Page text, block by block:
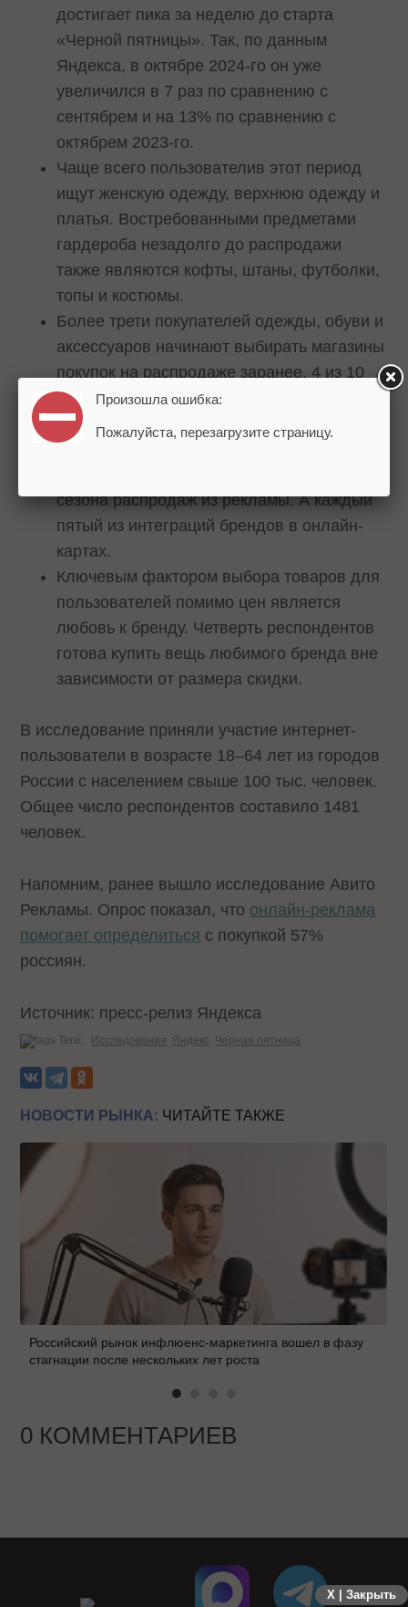
достигает пика за неделю до старта
«Черной пятницы». Так, по данным
Яндекса, в октябре 2024-го он уже
увеличился в 7 раз по сравнению с
сентябрем и на 13% по сравнению с
октябрем 2023-го.
Чаще всего пользователив этот период
ищут женскую одежду, верхнюю одежду и
платья. Востребованными предметами
гардероба незадолго до распродажи
также являются кофты, штаны, футболки,
топы и костюмы.
Более трети покупателей одежды, обуви и
аксессуаров начинают выбирать магазины
покупок на распродаже заранее. 4 из 10
изучают ассортимент, больше половины —
отслеживают изменение цен.
Каждый четвертый покупатель одежды,
сезона распродаж из рекламы. А каждый
пятый из интеграций брендов в онлайн-
картах.
Ключевым фактором выбора товаров для
пользователей помимо цен является
любовь к бренду. Четверть респондентов
готова купить вещь любимого бренда вне
зависимости от размера скидки.
В исследование приняли участие интернет-
пользователи в возрасте 18–64 лет из городов
России с населением свыше 100 тыс. человек.
Общее число респондентов составило 1481
человек.
Напомним, ранее вышло исследование Авито
Рекламы. Опрос показал, что онлайн-реклама
помогает определиться с покупкой 57%
россиян.
Источник: пресс-релиз Яндекса
Теги: Исследования Яндекс Черная пятница
НОВОСТИ РЫНКА: ЧИТАЙТЕ ТАКЖЕ
Российский рынок инфлюенс-маркетинга вошел в фазу
стагнации после нескольких лет роста
0 КОММЕНТАРИЕВ
X | Закрыть
Произошла ошибка:
Пожалуйста, перезагрузите страницу.